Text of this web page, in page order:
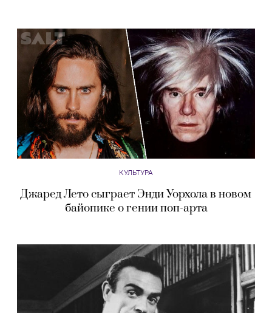
КУЛЬТУРА
Джаред Лето сыграет Энди Уорхола в новом
байопике о гении поп-арта